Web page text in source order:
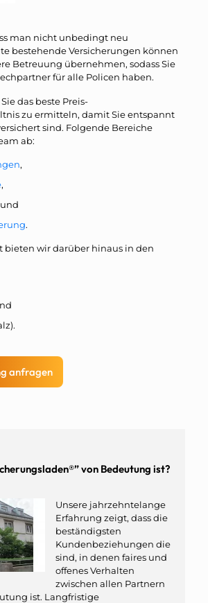
man nicht unbedingt neu
bestehende Versicherungen können
Betreuung übernehmen, sodass Sie
für alle Policen haben.
das beste Preis-
zu ermitteln, damit Sie entspannt
sind. Folgende Bereiche
ab:
,
,
und
.
bieten wir darüber hinaus in den
anfragen
von Bedeutung ist?
Unsere jahrzehntelange
Erfahrung zeigt, dass die
beständigsten
Kundenbeziehungen die
sind, in denen faires und
offenes Verhalten
zwischen allen Partnern
ist. Langfristige